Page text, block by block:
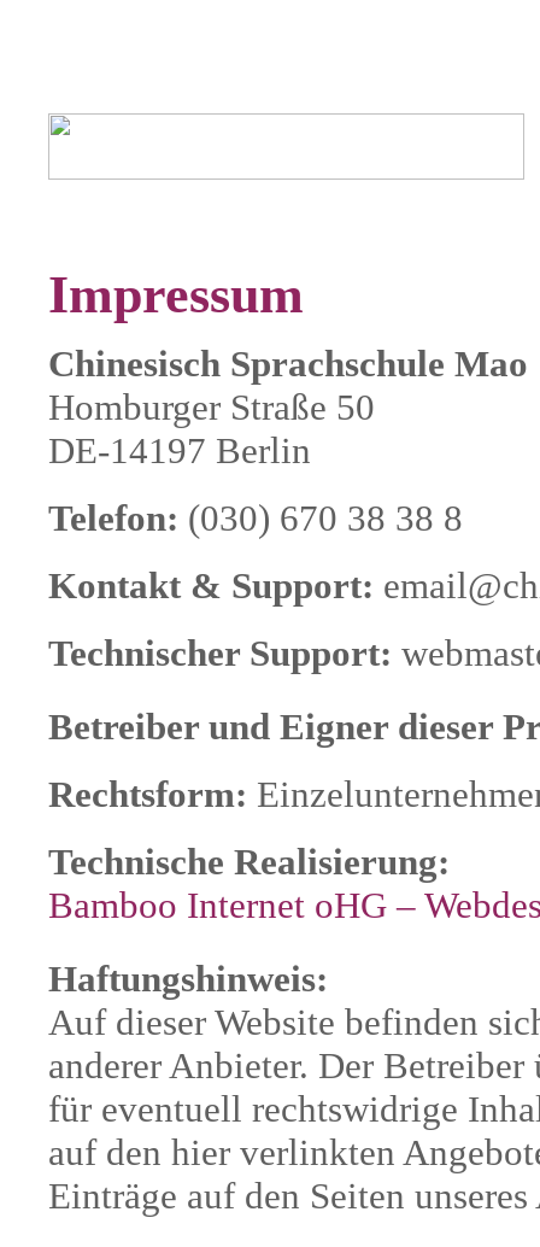
Impressum
Chinesisch Sprachschule Mao
Homburger Straße 50
DE-14197 Berlin
Telefon: (030) 670 38 38 8
Kontakt & Support:
Technischer Support:
Betreiber und Eigner dieser
Rechtsform:
Technische Realisierung:
Bamboo Internet oHG –
Haftungshinweis:
Auf dieser Website befinden
anderer Anbieter. Der
für eventuell rechtswidrige
auf den hier verlinkten
Einträge auf den Seiten